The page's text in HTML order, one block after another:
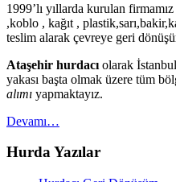
1999’lı yıllarda kurulan
,koblo , kağıt ,
teslim alarak çevreye geri
Ataşehir hurdacı olarak
yakası başta olmak üzere tüm
alımı yapmaktayız.
Devamı…
Hurda Yazılar